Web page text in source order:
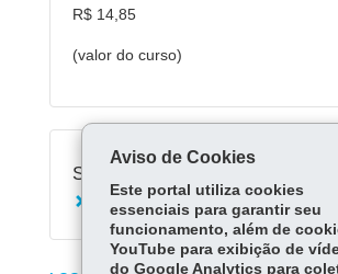
R$ 14,85
(valor do curso)
Serviços Relacionados:
Solicitar Operação Escola em
Aviso de Cookies
Este portal utiliza cookies
essenciais para garantir seu
funcionamento, além de
YouTube para exibição de
do Google Analytics para